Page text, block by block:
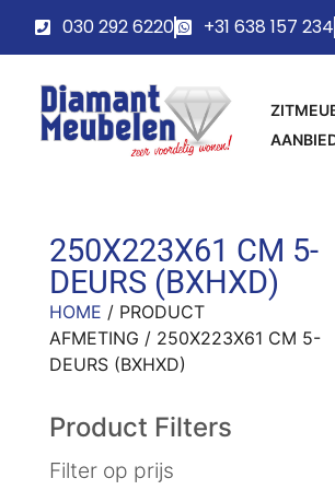
030 292 6220 +31 638 157 234
250X223X61 CM 5-
DEURS (BXHXD)
HOME / PRODUCT
AFMETING / 250X223X61 CM 5-
DEURS (BXHXD)
Product Filters
Filter op prijs